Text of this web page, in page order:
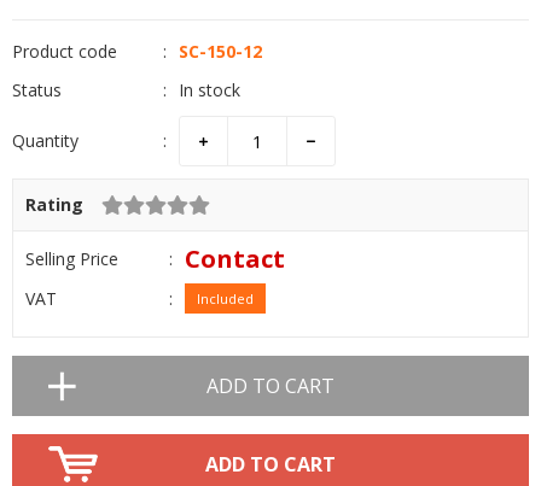
Product code
SC-150-12
Status
In stock
Quantity
Rating
Selling Price Contact
VAT Included
ADD TO CART
ADD TO CART